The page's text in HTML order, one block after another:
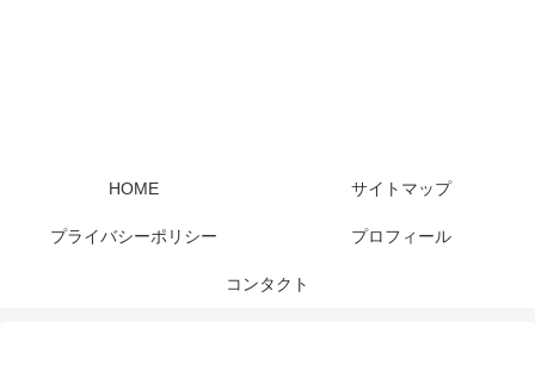
HOME サイトマップ
プライバシーポリシー プロフィール
コンタクト